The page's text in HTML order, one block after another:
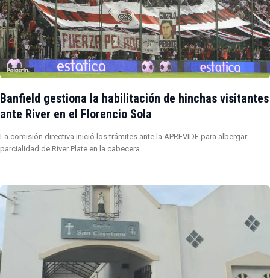
Banfield gestiona la habilitación de hinchas visitantes
ante River en el Florencio Sola
La comisión directiva inició los trámites ante la APREVIDE para albergar
parcialidad de River Plate en la cabecera…